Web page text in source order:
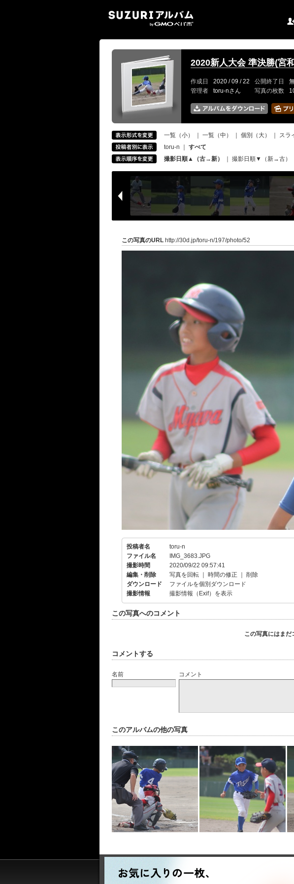
2020新人大会 準決勝(宮
作成日 2020 / 09 / 22 公開終了日
管理者
toru-nさん 写真の枚数
一覧（小） 一覧（中） 個別（大）
スラ
toru-n
すべて
撮影日順▲（古→新）
撮影日順▼（新→古）
この写真のURL http://30d.jp/toru-n/197/photo/52
投稿者名
toru-n
ファイル名
IMG_3683.JPG
撮影時間
2020/09/22 09:57:41
編集・削除
写真を回転 時間の修正
削除
ダウンロード
ファイルを個別ダウンロード
撮影情報
撮影情報（Exif）を表示
この写真へのコメント
この写真にはまだ
コメントする
名前 コメント
このアルバムの他の写真